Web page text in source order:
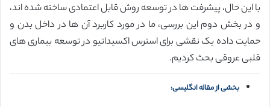
با این حال، پیشرفت ها در توسعه روش قابل اعتمادی ساخته شده اند،
و در بخش دوم این بررسی، ما در مورد کاربرد آن ها در داخل بدن و
حمایت داده یک نقشی برای استرس اکسیداتیو در توسعه بیماری های
قلبی عروقی بحث کردیم.
بخشی از مقاله انگلیسی: